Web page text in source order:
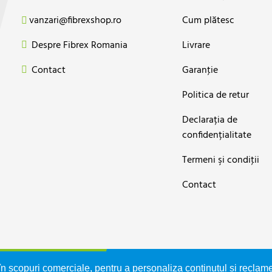
scopuri comerciale, pentru a personaliza conținutul și
vanzari@fibrexshop.ro
Despre Fibrex Romania
Contact
Cum plătesc
Livrare
Garanţie
Politica de retur
Declarația de
confidențialitate
Termeni şi condiţii
Contact
Social: 1.037.734 LEI